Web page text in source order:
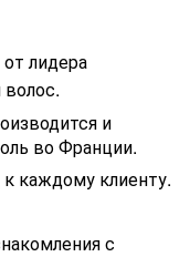
лидера
и
во Франции.
каждому клиенту.
с